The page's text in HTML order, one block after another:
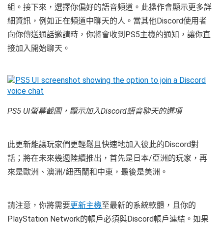
組。接下來，選擇你偏好的語音頻道。此操作會顯示更多詳
細資訊，例如正在頻道中聊天的人。當其他Discord使用者
向你傳送通話邀請時，你將會收到PS5主機的通知，讓你直
接加入開始聊天。
PS5 UI螢幕截圖，顯示加入Discord語音聊天的選項
此更新能讓玩家們更輕鬆且快速地加入彼此的Discord對
話；將在未來幾週陸續推出，首先是日本/亞洲的玩家，再
來是歐洲、澳洲/紐西蘭和中東，最後是美洲。
請注意，你將需要更新主機至最新的系統軟體，且你的
PlayStation Network的帳戶必須與Discord帳戶連結。如果